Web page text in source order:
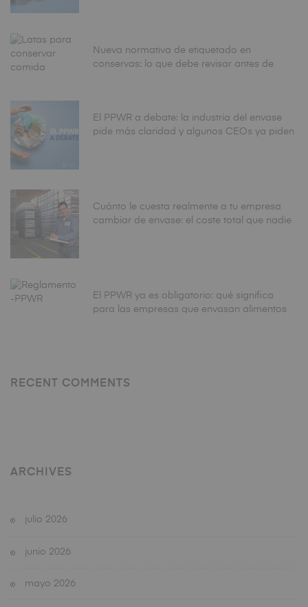
Nueva normativa de etiquetado en
conservas: lo que debe revisar antes de
El PPWR a debate: la industria del envase
pide más claridad y algunos CEOs ya piden
Cuánto le cuesta realmente a tu empresa
cambiar de envase: el coste total que nadie
El PPWR ya es obligatorio: qué significa
para las empresas que envasan alimentos
RECENT COMMENTS
ARCHIVES
julio 2026
junio 2026
mayo 2026